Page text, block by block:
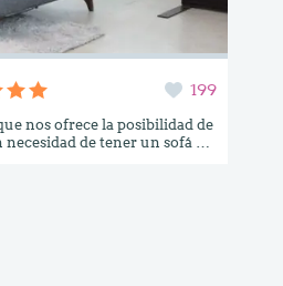
199
nos ofrece la posibilidad de
de tener un sofá de